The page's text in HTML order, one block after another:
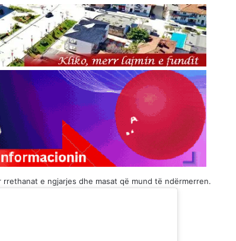
e ngjarjes dhe masat që mund të ndërmerren.